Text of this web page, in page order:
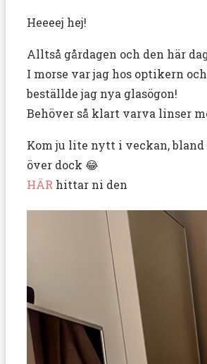
Heeeej hej!
Alltså gårdagen och den här
I morse var jag hos optikern
beställde jag nya glasögon!
Behöver så klart varva linser
Kom ju lite nytt i veckan,
över dock 😂
HÄR hittar ni den